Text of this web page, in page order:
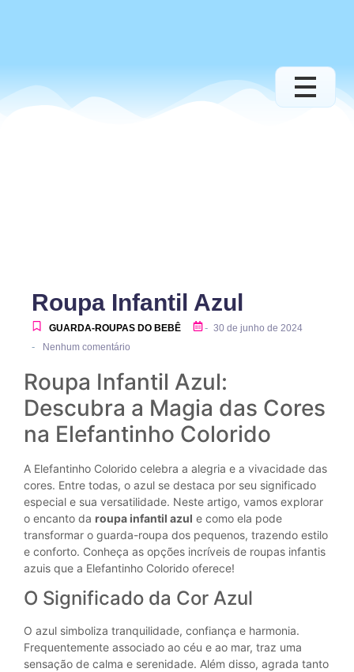
Roupa Infantil Azul
GUARDA-ROUPAS DO BEBÊ - 30 de junho de 2024
- Nenhum comentário
Roupa Infantil Azul:
Descubra a Magia das Cores
na Elefantinho Colorido
A Elefantinho Colorido celebra a alegria e a vivacidade das
cores. Entre todas, o azul se destaca por seu significado
especial e sua versatilidade. Neste artigo, vamos explorar
o encanto da roupa infantil azul e como ela pode
transformar o guarda-roupa dos pequenos, trazendo estilo
e conforto. Conheça as opções incríveis de roupas infantis
azuis que a Elefantinho Colorido oferece!
O Significado da Cor Azul
O azul simboliza tranquilidade, confiança e harmonia.
Frequentemente associado ao céu e ao mar, traz uma
sensação de calma e serenidade. Além disso, agrada tanto